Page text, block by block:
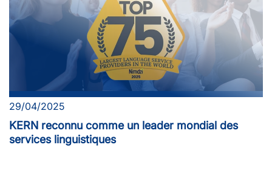
29/04/2025
KERN reconnu comme un leader mondial des
services linguistiques